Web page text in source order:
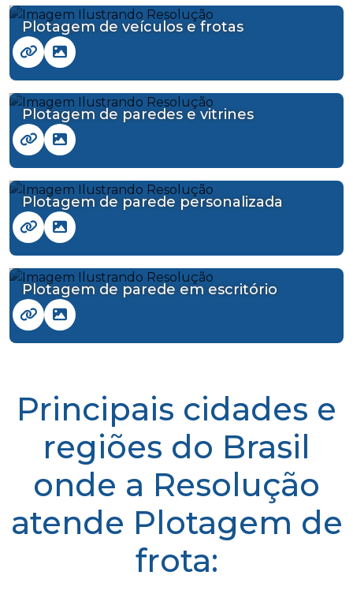
Plotagem de veículos e frotas
Plotagem de paredes e vitrines
Plotagem de parede personalizada
Plotagem de parede em escritório
Principais cidades e
regiões do Brasil
onde a Resolução
atende Plotagem de
frota: